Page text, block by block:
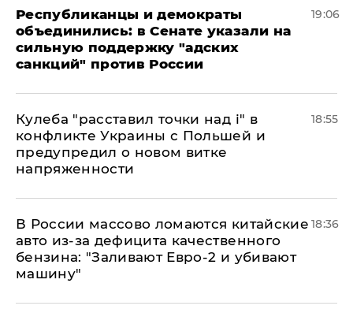
Республиканцы и демократы
объединились: в Сенате указали на
сильную поддержку "адских
санкций" против России
19:06
Кулеба "расставил точки над і" в
конфликте Украины с Польшей и
предупредил о новом витке
напряженности
18:55
В России массово ломаются китайские
авто из-за дефицита качественного
бензина: "Заливают Евро-2 и убивают
машину"
18:36